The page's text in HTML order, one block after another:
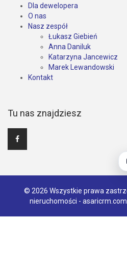
Dla dewelopera
O nas
Nasz zespół
Łukasz Giebień
Anna Daniluk
Katarzyna Jancewicz
Marek Lewandowski
Kontakt
Tu nas znajdziesz
© 2026 Wszystkie prawa
nieruchomości - asaricrm.com